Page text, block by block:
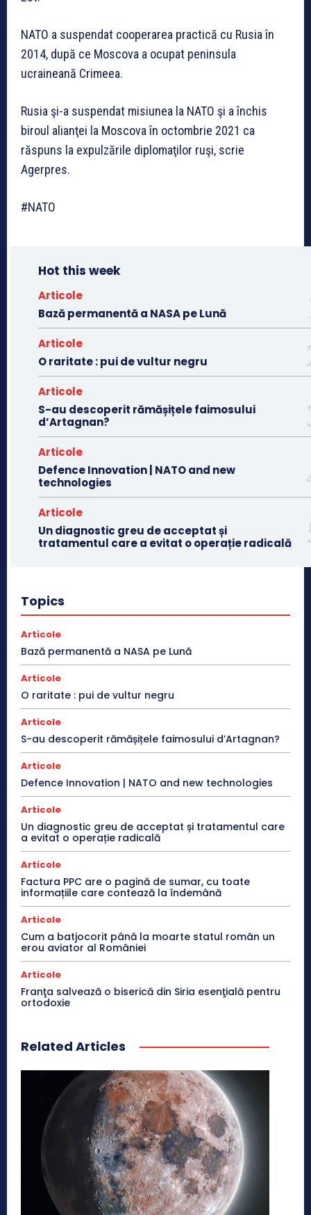
NATO a suspendat cooperarea practică cu Rusia în
2014, după ce Moscova a ocupat peninsula
ucraineană Crimeea.
Rusia şi-a suspendat misiunea la NATO şi a închis
biroul alianţei la Moscova în octombrie 2021 ca
răspuns la expulzările diplomaţilor ruşi, scrie
Agerpres.
#NATO
Hot this week
Articole
Bază permanentă a NASA pe Lună
Articole
O raritate : pui de vultur negru
Articole
S-au descoperit rămășițele faimosului
d’Artagnan?
Articole
Defence Innovation | NATO and new
technologies
Articole
Un diagnostic greu de acceptat și
tratamentul care a evitat o operație radicală
Topics
Articole
Bază permanentă a NASA pe Lună
Articole
O raritate : pui de vultur negru
Articole
S-au descoperit rămășițele faimosului d’Artagnan?
Articole
Defence Innovation | NATO and new technologies
Articole
Un diagnostic greu de acceptat și tratamentul care
a evitat o operație radicală
Articole
Factura PPC are o pagină de sumar, cu toate
informațiile care contează la îndemână
Articole
Cum a batjocorit până la moarte statul român un
erou aviator al României
Articole
Franţa salvează o biserică din Siria esenţială pentru
ortodoxie
Related Articles